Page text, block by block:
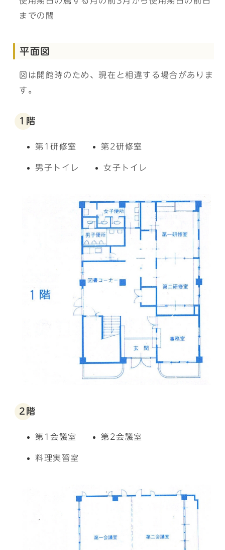
までの間
平面図
図は開館時のため、現在と相違する場合がありま
す。
1階
第1研修室 第2研修室
男子トイレ 女子トイレ
2階
第1会議室 第2会議室
料理実習室